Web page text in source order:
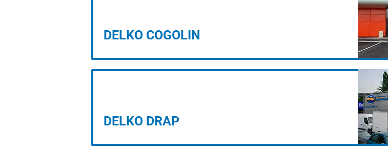
DELKO COGOLIN
DELKO DRAP